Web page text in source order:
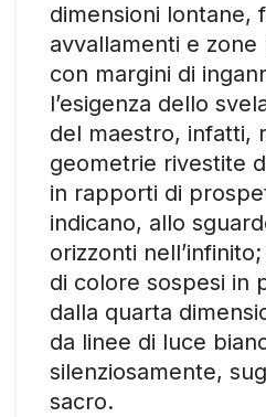
dimensioni lontane,
avvallamenti e
con margini di
l’esigenza dello
del maestro, infatti,
geometrie rivestite
in rapporti di
indicano, allo
orizzonti
di colore sospesi in
dalla quarta
da linee di luce
silenziosamente,
sacro.